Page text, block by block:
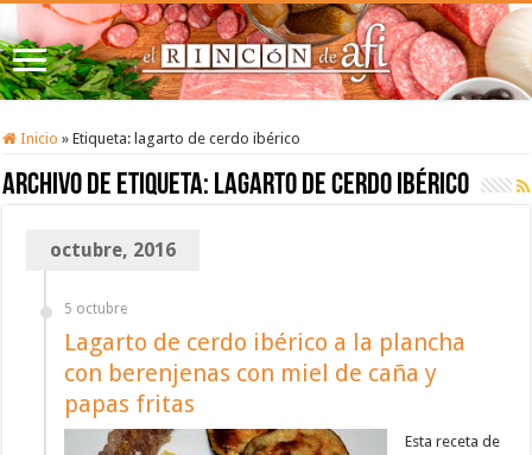
Inicio » Etiqueta: lagarto de cerdo ibérico
Archivo de etiqueta: lagarto de cerdo ibérico
octubre, 2016
5 octubre
Lagarto de cerdo ibérico a la plancha
con berenjenas con miel de caña y
papas fritas
Esta receta de